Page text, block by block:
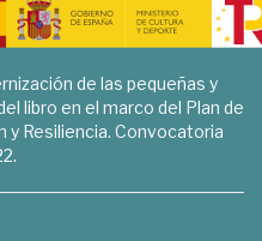
de las pequeñas y
libro en el marco del Plan de
y Resiliencia. Convocatoria